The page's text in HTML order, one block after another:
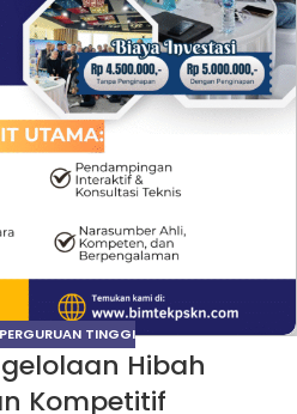
TINGGI
Hibah
Kompetitif